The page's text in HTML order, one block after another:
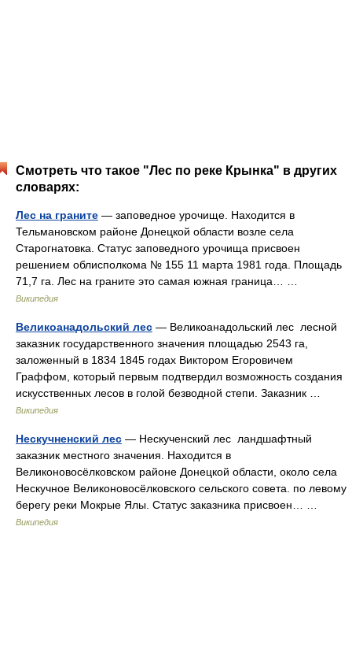
Смотреть что такое "Лес по реке Крынка" в других
словарях:
Лес на граните — заповедное урочище. Находится в
Тельмановском районе Донецкой области возле села
Старогнатовка. Статус заповедного урочища присвоен
решением облисполкома № 155 11 марта 1981 года. Площадь
71,7 га. Лес на граните это самая южная граница… …
Википедия
Великоанадольский лес — Великоанадольский лес лесной
заказник государственного значения площадью 2543 га,
заложенный в 1834 1845 годах Виктором Егоровичем
Граффом, который первым подтвердил возможность создания
искусственных лесов в голой безводной степи. Заказник …
Википедия
Нескучненский лес — Нескученский лес ландшафтный
заказник местного значения. Находится в
Великоновосёлковском районе Донецкой области, около села
Нескучное Великоновосёлковского сельского совета. по левому
берегу реки Мокрые Ялы. Статус заказника присвоен… …
Википедия